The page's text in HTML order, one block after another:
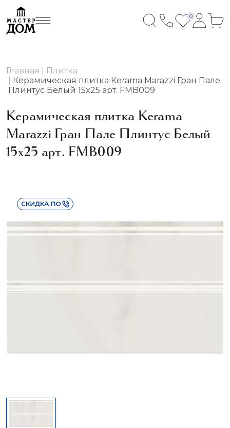
0
Главная
Плитка
Керамическая плитка Kerama Marazzi Гран Пале
Плинтус Белый 15x25 арт. FMB009
Керамическая плитка Kerama
Marazzi Гран Пале Плинтус Белый
15x25 арт. FMB009